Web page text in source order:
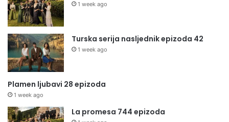
1 week ago
Turska serija nasljednik epizoda 42
1 week ago
Plamen ljubavi 28 epizoda
1 week ago
La promesa 744 epizoda